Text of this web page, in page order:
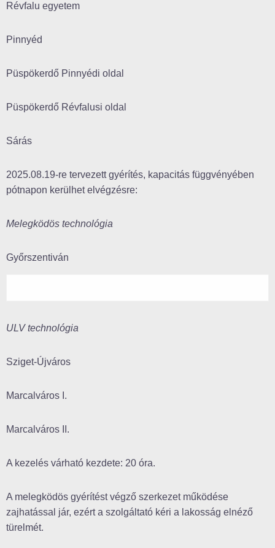
Révfalu egyetem
Pinnyéd
Püspökerdő Pinnyédi oldal
Püspökerdő Révfalusi oldal
Sárás
2025.08.19-re tervezett gyérítés, kapacitás függvényében
pótnapon kerülhet elvégzésre:
Melegködös technológia
Győrszentiván
ULV technológia
Sziget-Újváros
Marcalváros I.
Marcalváros II.
A kezelés várható kezdete: 20 óra.
A melegködös gyérítést végző szerkezet működése
zajhatással jár, ezért a szolgáltató kéri a lakosság elnéző
türelmét.